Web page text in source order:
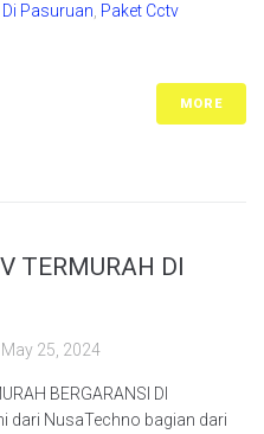
Pasuruan Paket Cctv
MORE
TERMURAH DI
May 25, 2024
BERGARANSI DI
dari NusaTechno bagian dari